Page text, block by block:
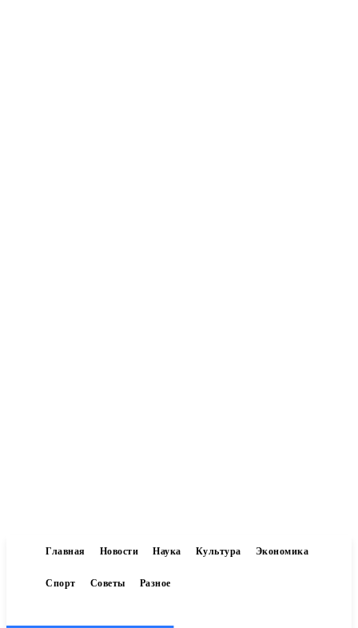
Главная Новости Наука Культура Экономика
Спорт Советы Разное